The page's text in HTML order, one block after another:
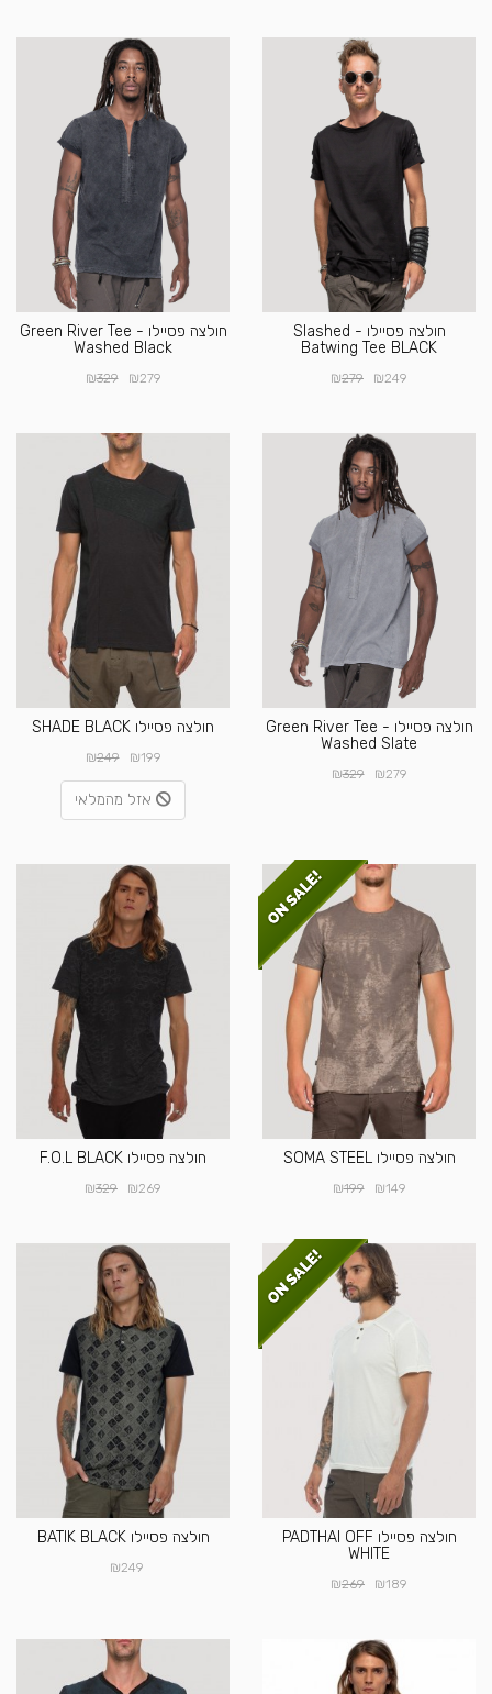
חולצה פסיילו - Slashed
Batwing Tee BLACK
₪249
₪279
חולצה פסיילו - Green River Tee
Washed Black
₪279
₪329
חולצה פסיילו - Green River Tee
Washed Slate
₪279
₪329
חולצה פסיילו SHADE BLACK
₪199
₪249
אזל מהמלאי
חולצה פסיילו SOMA STEEL
₪149
₪199
חולצה פסיילו F.O.L BLACK
₪269
₪329
חולצה פסיילו PADTHAI OFF
WHITE
₪189
₪269
חולצה פסיילו BATIK BLACK
₪249